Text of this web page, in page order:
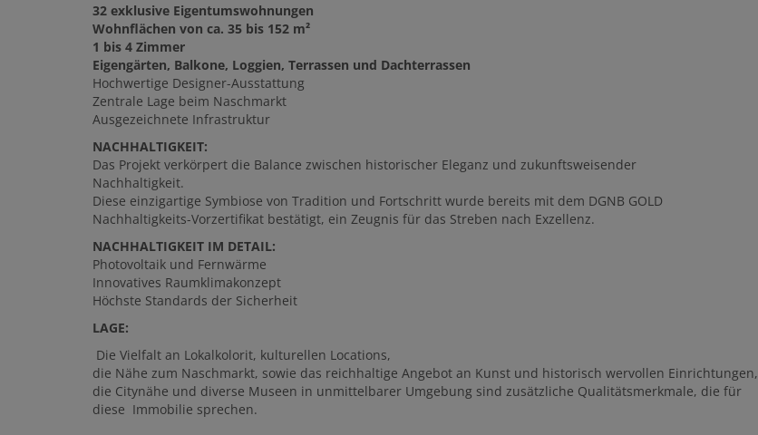
32 exklusive Eigentumswohnungen
Wohnflächen von ca. 35 bis 152 m²
1 bis 4 Zimmer
Eigengärten, Balkone, Loggien, Terrassen und Dachterrassen
Hochwertige Designer-Ausstattung
Zentrale Lage beim Naschmarkt
Ausgezeichnete Infrastruktur
NACHHALTIGKEIT:
Das Projekt verkörpert die Balance zwischen historischer Eleganz und zukunftsweisender
Nachhaltigkeit.
Diese einzigartige Symbiose von Tradition und Fortschritt wurde bereits mit dem DGNB GOLD
Nachhaltigkeits-Vorzertifikat bestätigt, ein Zeugnis für das Streben nach Exzellenz.
NACHHALTIGKEIT IM DETAIL:
Photovoltaik und Fernwärme
Innovatives Raumklimakonzept
Höchste Standards der Sicherheit
LAGE:
Die Vielfalt an Lokalkolorit, kulturellen Locations,
die Nähe zum Naschmarkt, sowie das reichhaltige Angebot an Kunst und historisch wervollen Einrichtungen,
die Citynähe und diverse Museen in unmittelbarer Umgebung sind zusätzliche Qualitätsmerkmale, die für
diese Immobilie sprechen.